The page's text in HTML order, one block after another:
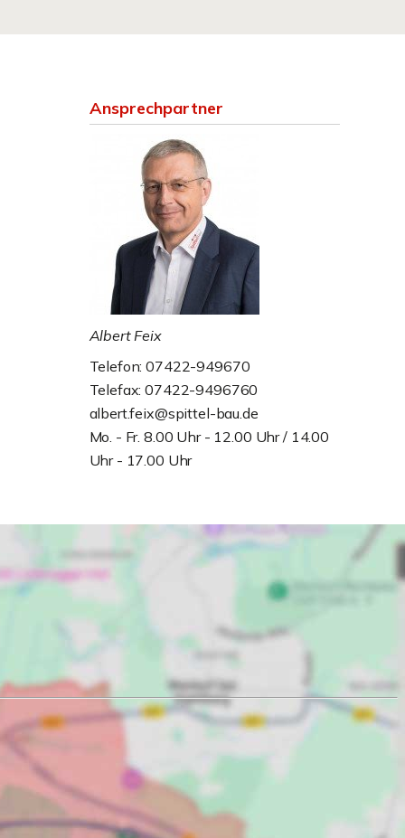
Ansprechpartner
Albert Feix
Telefon: 07422-949670
Telefax: 07422-9496760
albert.feix@spittel-bau.de
Mo. - Fr. 8.00 Uhr - 12.00 Uhr / 14.00
Uhr - 17.00 Uhr